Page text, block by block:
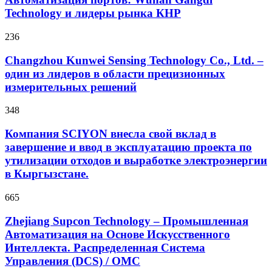
Technology и лидеры рынка КНР
236
Changzhou Kunwei Sensing Technology Co., Ltd. –
один из лидеров в области прецизионных
измерительных решений
348
Компания SCIYON внесла свой вклад в
завершение и ввод в эксплуатацию проекта по
утилизации отходов и выработке электроэнергии
в Кыргызстане.
665
Zhejiang Supcon Technology – Промышленная
Автоматизация на Основе Искусственного
Интеллекта. Распределенная Cистема
Управления (DCS) / OMC